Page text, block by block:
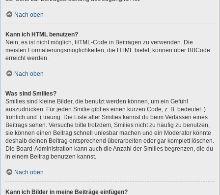
Nach oben
Kann ich HTML benutzen?
Nein, es ist nicht möglich, HTML-Code in Beiträgen zu verwenden. Die
meisten Formatierungsmöglichkeiten, die HTML bietet, können über BBCode
erreicht werden.
Nach oben
Was sind Smilies?
Smilies sind kleine Bilder, die benutzt werden können, um ein Gefühl
auszudrücken. Für jeden Smilie gibt es einen kurzen Code, z. B. bedeutet :)
fröhlich und :( traurig. Die Liste aller Smilies kannst du beim Verfassen eines
Beitrags sehen. Versuche bitte trotzdem, Smilies nicht zu häufig zu benutzen,
sie können einen Beitrag schnell unlesbar machen und ein Moderator könnte
deshalb deinen Beitrag entsprechend überarbeiten oder gar komplett löschen.
Die Board-Administration kann auch die Anzahl der Smilies begrenzen, die du
in einem Beitrag benutzen kannst.
Nach oben
Kann ich Bilder in meine Beiträge einfügen?